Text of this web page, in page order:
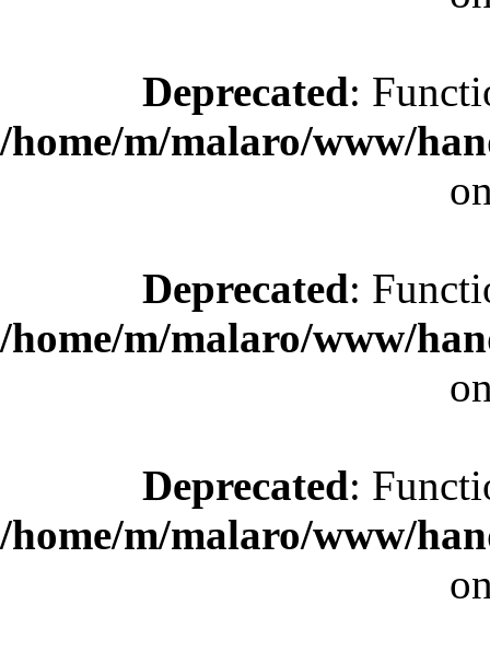
Deprecated:
/home/m/malaro/www/
Deprecated:
/home/m/malaro/www/
Deprecated:
/home/m/malaro/www/